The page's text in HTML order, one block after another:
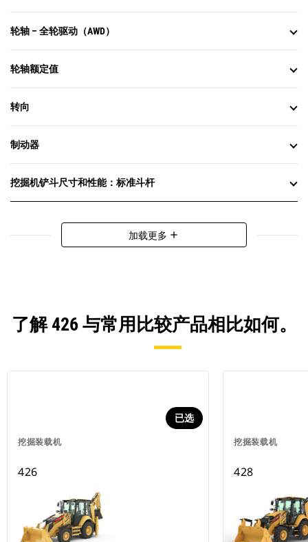
轮轴 – 全轮驱动（AWD）
轮轴额定值
转向
制动器
挖掘机铲斗尺寸和性能：标准斗杆
加载更多 add
了解 426 与常用比较产品相比如何。
挖掘装载机
已选
426
挖掘装载机
428